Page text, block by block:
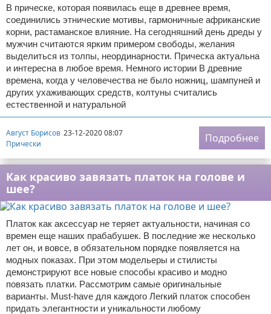
В прическе, которая появилась еще в древнее время,
соединились этнические мотивы, гармоничные африканские
корни, растаманское влияние. На сегодняшний день дреды у
мужчин считаются ярким примером свободы, желания
выделиться из толпы, неординарности. Прическа актуальна
и интересна в любое время. Немного истории В древние
времена, когда у человечества не было ножниц, шампуней и
других ухаживающих средств, колтуны считались
естественной и натуральной
Август Борисов 23-12-2020 08:07
Прически
Подробнее
Как красиво завязать платок на голове и
шее?
Платок как аксессуар не теряет актуальности, начиная со
времен еще наших прабабушек. В последние же несколько
лет он, и вовсе, в обязательном порядке появляется на
модных показах. При этом модельеры и стилисты
демонстрируют все новые способы красиво и модно
повязать платки. Рассмотрим самые оригинальные
варианты. Must-have для каждого Легкий платок способен
придать элегантности и уникальности любому